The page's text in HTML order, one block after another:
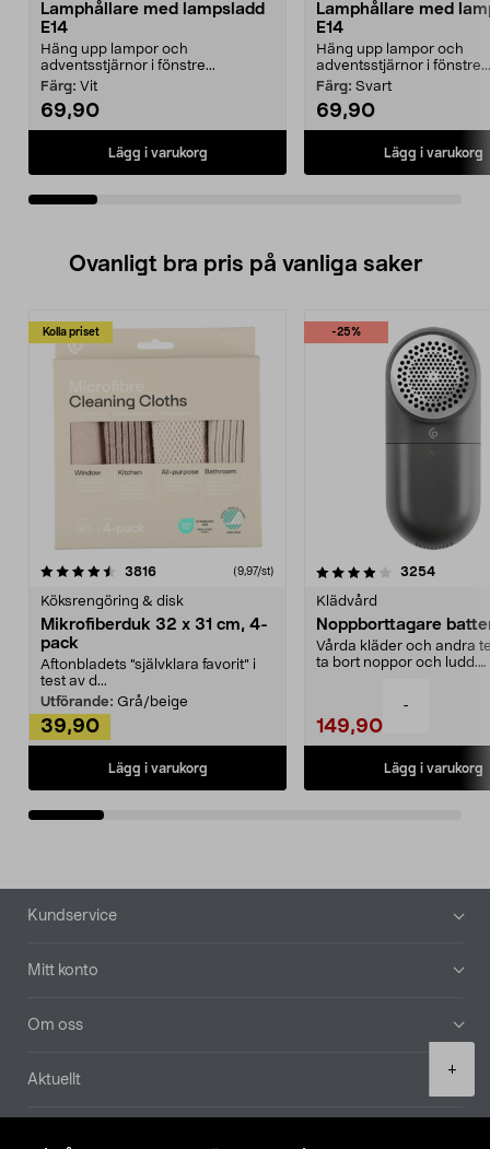
-
+
Lamphållare med lampsladd
E14
Häng upp lampor och
adventsstjärnor i fönstre...
Färg: Vit
69,90
Lägg i varukorg
Lamphållare med
E14
Häng upp lampor och
adventsstjärnor i fönstre...
Färg: Svart
69,90
Lägg i varukorg
Ovanligt bra pris på vanliga saker
Kolla priset
3816recensioner (9,97/st)
Köksrengöring & disk
Mikrofiberduk 32 x 31 cm, 4-
pack
Aftonbladets "självklara favorit” i
test av d...
Utförande: Grå/beige
39,90
Lägg i varukorg
-25%
4.0av 5 stjärnor 3254
Klädvård
Noppborttagare
Vårda kläder och andra
ta bort noppor och ludd.
149,90
Lägg i varukorg
4.5av 5 stjärnor
Sidfot
Kundservice
Mitt konto
Om oss
Aktuellt